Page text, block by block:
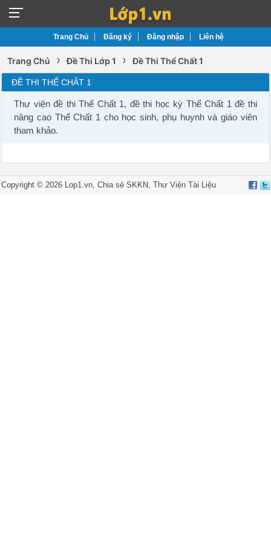
Trang Chủ Đăng ký Đăng nhập Liên hệ
Trang Chủ › Đề Thi Lớp 1 › Đề Thi Thể Chất 1
ĐỀ THI THỂ CHẤT 1
Thư viện đề thi Thể Chất 1, đề thi học kỳ Thể Chất 1 đề thi
nâng cao Thể Chất 1 cho học sinh, phụ huynh và giáo viên
tham khảo.
Copyright © 2026 Lop1.vn, Chia sẻSKKN,Thư Viện Tài Liệu